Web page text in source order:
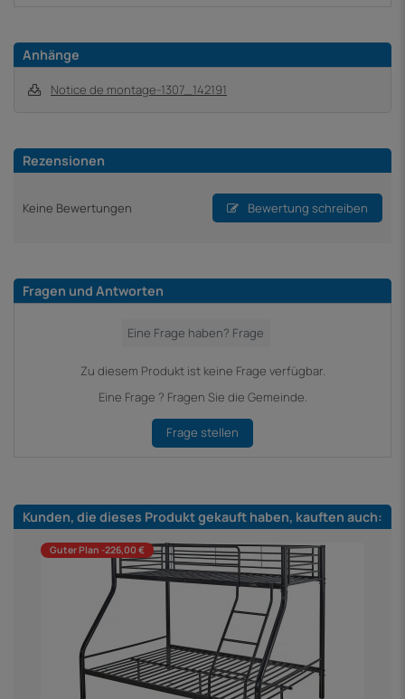
Anhänge
Notice de montage-1307_142191
Rezensionen
Keine Bewertungen Bewertung schreiben
Fragen und Antworten
Zu diesem Produkt ist keine Frage verfügbar.
Eine Frage ? Fragen Sie die Gemeinde.
Frage stellen
Kunden, die dieses Produkt gekauft haben, kauften auch:
Guter Plan -226,00 €